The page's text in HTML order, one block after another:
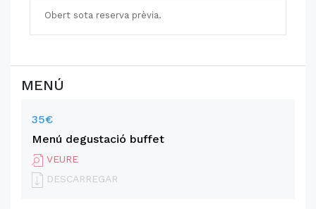
Obert sota reserva prèvia.
MENÚ
35€
Menú degustació buffet
VEURE
DESCARREGAR